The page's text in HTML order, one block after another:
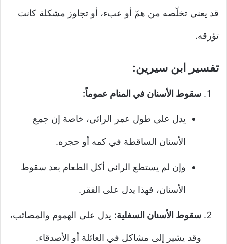
قد يعني تخلّصه من همّ أو عبء، أو تجاوز مشكلة كانت
تؤرقه.
تفسير ابن سيرين:
سقوط الأسنان في المنام عموماً:
يدل على طول عمر الرائي، خاصة إن جمع
الأسنان الساقطة في كمه أو حجره.
وإن لم يستطع الرائي أكل الطعام بعد سقوط
الأسنان، فهذا يدل على الفقر.
سقوط الأسنان السفلية: يدل على الهموم والمصائب،
وقد يشير إلى مشاكل في العائلة أو الأصدقاء.